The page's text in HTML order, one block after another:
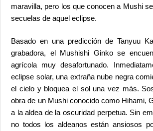
maravilla, pero los que conocen a Mushi
secuelas de aquel eclipse.
Basado en una predicción de Tanyuu
grabadora, el Mushishi Ginko se
agrícola muy desafortunado.
eclipse solar, una extraña nube negra
el cielo y bloquea el sol una vez más.
obra de un Mushi conocido como Hihami,
a la aldea de la oscuridad perpetua. Sin
no todos los aldeanos están ansiosos